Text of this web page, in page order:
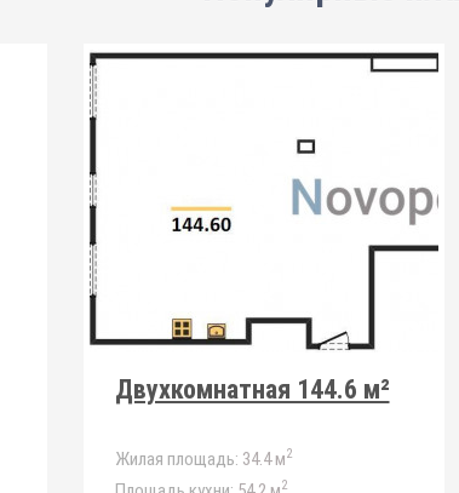
Двухкомнатная 144.6 м²
Жилая площадь: 34.4 м2
2